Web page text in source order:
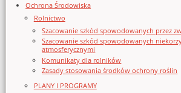
Ochrona Środowiska
Rolnictwo
Szacowanie szkód spowodowanych przez
Szacowanie szkód spowodowanych
atmosferycznymi
Komunikaty dla rolników
Zasady stosowania środków ochrony roślin
PLANY I PROGRAMY